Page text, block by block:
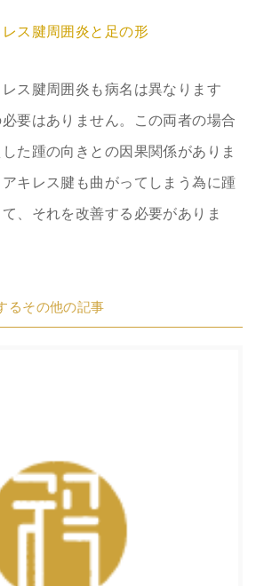
ス腱周囲炎と足の形
ス腱周囲炎も病名は異なります
要はありません。この両者の場合
た踵の向きとの因果関係がありま
キレス腱も曲がってしまう為に踵
、それを改善する必要がありま
るその他の記事